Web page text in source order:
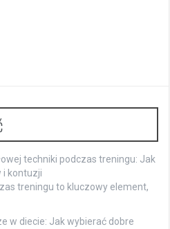
techniki podczas treningu: Jak
i kontuzji
treningu to kluczowy element,
w diecie: Jak wybierać dobre